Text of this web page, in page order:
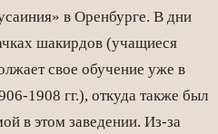
в Оренбурге. В дни
шакирдов (учащиеся
свое обучение уже в
1908 гг.), откуда также был
в этом заведении. Из-за